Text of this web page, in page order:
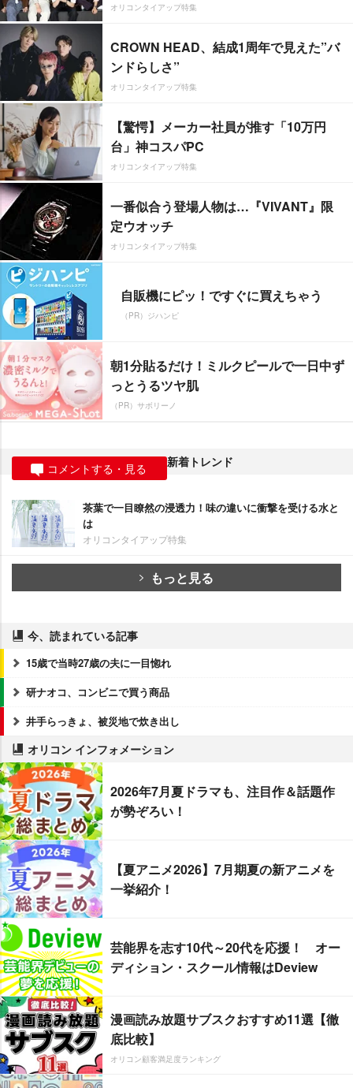
オリコンタイアップ特集
CROWN HEAD、結成1周年で見えた”バ
ンドらしさ”
オリコンタイアップ特集
【驚愕】メーカー社員が推す「10万円
台」神コスパPC
オリコンタイアップ特集
一番似合う登場人物は…『VIVANT』限
定ウオッチ
オリコンタイアップ特集
自販機にピッ！ですぐに買えちゃう
（PR）ジハンピ
朝1分貼るだけ！ミルクピールで一日中ず
っとうるツヤ肌
（PR）サボリーノ
コメントする・見る 新着トレンド
茶葉で一目瞭然の浸透力！味の違いに衝撃を受ける水と
は
オリコンタイアップ特集
もっと見る
今、読まれている記事
15歳で当時27歳の夫に一目惚れ
研ナオコ、コンビニで買う商品
井手らっきょ、被災地で炊き出し
オリコン インフォメーション
2026年7月夏ドラマも、注目作＆話題作
が勢ぞろい！
【夏アニメ2026】7月期夏の新アニメを
一挙紹介！
芸能界を志す10代～20代を応援！ オー
ディション・スクール情報はDeview
漫画読み放題サブスクおすすめ11選【徹
底比較】
オリコン顧客満足度ランキング